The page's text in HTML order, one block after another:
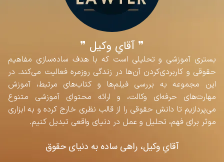
❞ آقایِ وکیل ❞
بستری آموزشی و تحلیلی است که با هدف ساده‌سازی مفاهیم
حقوقی و کاربردی‌کردن آن‌ها در زندگی روزمره فعالیت می‌کند. در
این مجموعه به بررسی فیلم‌ها و کتاب‌های مرتبط، آموزش
مهارت‌های حرفه‌ای وکالت، و ارائه محتوای آموزشی متنوع
می‌پردازیم تا دانش حقوقی را از قالب نظری خارج کرده و به ابزاری
موثر برای فهم، تحلیل و عمل در دنیای واقعی تبدیل کنیم.
آقایِ وکیل، راهی ساده به دنیای حقوق